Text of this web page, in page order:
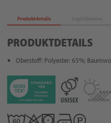
Produktdetails
PRODUKTDETAILS
Oberstoff: Polyester: 65%;